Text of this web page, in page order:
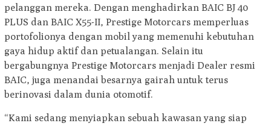
pelanggan mereka. Dengan menghadirkan BAIC BJ 40
PLUS dan BAIC X55-II, Prestige Motorcars memperluas
portofolionya dengan mobil yang memenuhi kebutuhan
gaya hidup aktif dan petualangan. Selain itu
bergabungnya Prestige Motorcars menjadi Dealer resmi
BAIC, juga menandai besarnya gairah untuk terus
berinovasi dalam dunia otomotif.
“Kami sedang menyiapkan sebuah kawasan yang siap